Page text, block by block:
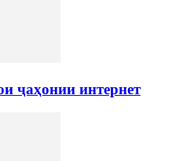
ҷаҳонии интернет